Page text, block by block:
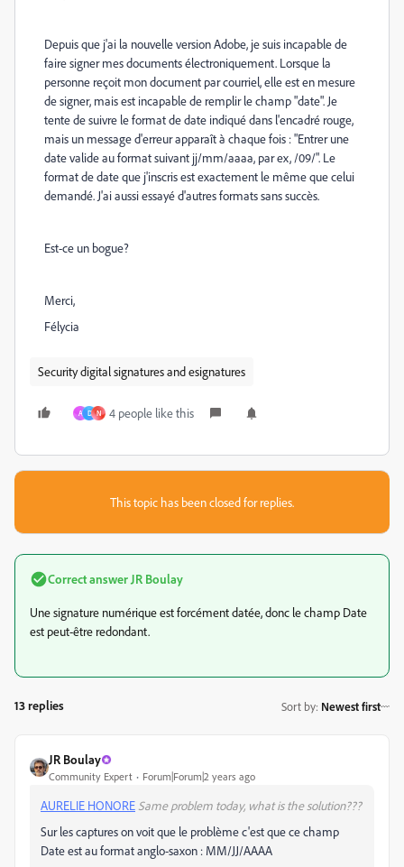
Depuis que j'ai la nouvelle version Adobe, je suis incapable de
faire signer mes documents électroniquement. Lorsque la
personne reçoit mon document par courriel, elle est en mesure
de signer, mais est incapable de remplir le champ "date". Je
tente de suivre le format de date indiqué dans l'encadré rouge,
mais un message d'erreur apparaît à chaque fois : "Entrer une
date valide au format suivant jj/mm/aaaa, par ex, /09/". Le
format de date que j'inscris est exactement le même que celui
demandé. J'ai aussi essayé d'autres formats sans succès.
Est-ce un bogue?
Merci,
Félycia
Security digital signatures and esignatures
A D N 4 people like this
This topic has been closed for replies.
Correct answer JR Boulay
Une signature numérique est forcément datée, donc le champ Date
est peut-être redondant.
13 replies Sort by: Newest first
JR Boulay
Community Expert Forum|Forum|2 years ago
AURELIE HONORE Same problem today, what is the solution???
Sur les captures on voit que le problème c'est que ce champ
Date est au format anglo-saxon : MM/JJ/AAAA